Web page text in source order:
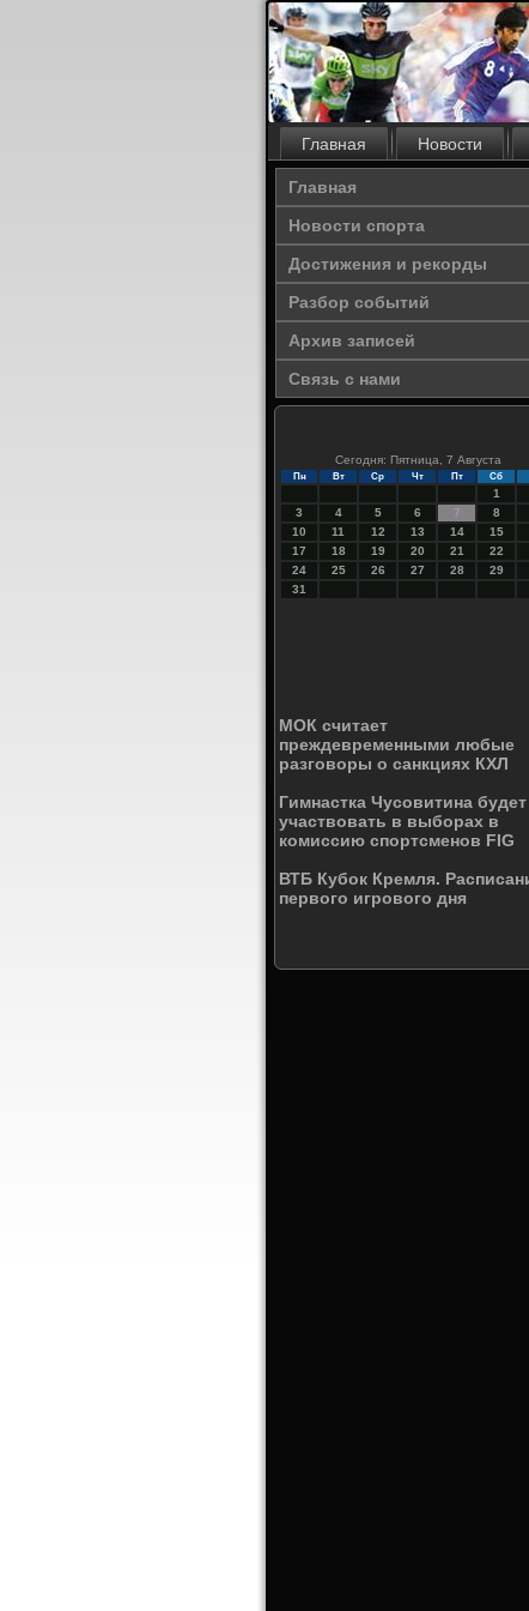
Главная Новости
Главная
Новости спорта
Достижения и рекорды
Разбор событий
Архив записей
Связь с нами
Сегодня: Пятница, 7 Августа
Пн Вт Ср Чт Пт Сб
1
3
4 5 6 7 8
10
11 12 13 14 15
17
18 19 20 21 22
24
25 26 27 28 29
31
МОК считает
преждевременными любые
разговоры о санкциях КХЛ
Гимнастка Чусовитина будет
участвовать в выборах в
комиссию спортсменов FIG
ВТБ Кубок Кремля.
первого игрового дня